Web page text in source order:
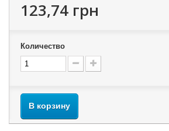
123,74 грн
Количество
В корзину